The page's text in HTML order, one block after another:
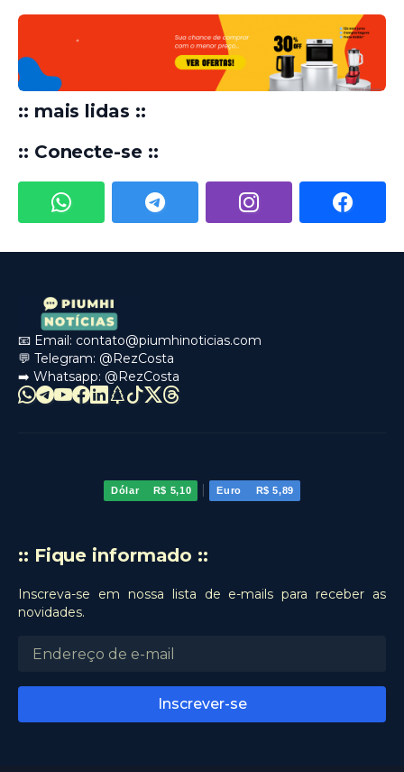
:: mais lidas ::
:: Conecte-se ::
📧 Email: contato@piumhinoticias.com
💬 Telegram: @RezCosta
➡️ Whatsapp: @RezCosta
Dólar R$ 5,10 Euro R$ 5,89
:: Fique informado ::
Inscreva-se em nossa lista de e-mails para receber as
novidades.